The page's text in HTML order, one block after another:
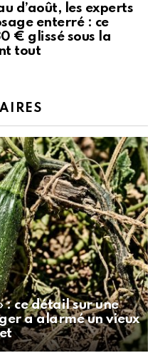
d’août, les experts
enterré : ce
€ glissé sous la
tout
: ce détail sur une
a alarmé un vieux